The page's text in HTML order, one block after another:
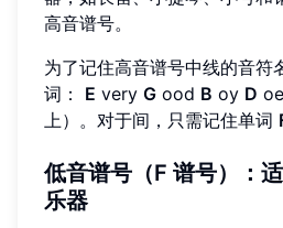
高音谱号。
为了记住高音谱号中线的音符
词： E very G ood B oy D
上）。对于间，只需记住单词
低音谱号 （F 谱号）：
乐器